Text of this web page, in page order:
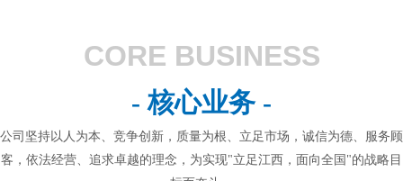
CORE BUSINESS
- 核心业务 -
公司坚持以人为本、竞争创新，质量为根、立足市场，诚信为德、服务顾
客，依法经营、追求卓越的理念，为实现"立足江西，面向全国"的战略目